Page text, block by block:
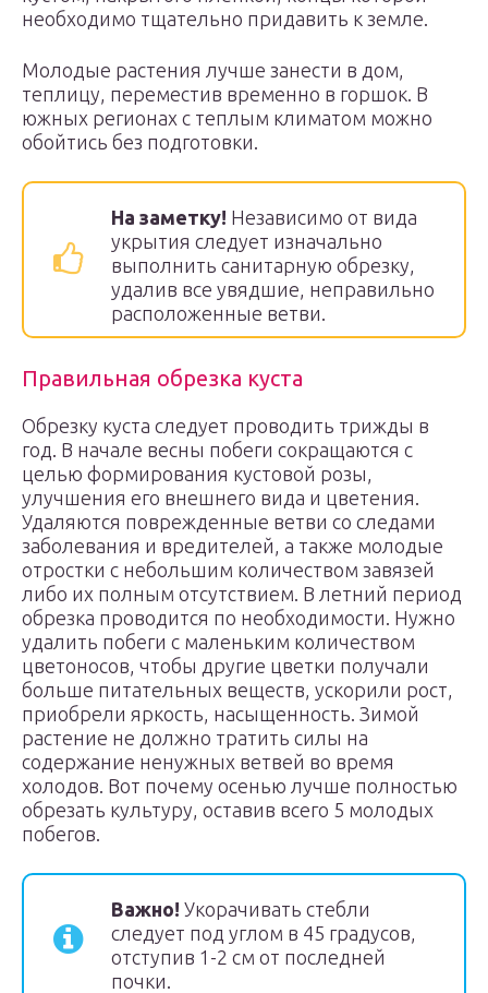
необходимо тщательно придавить к земле.
Молодые растения лучше занести в дом,
теплицу, переместив временно в горшок. В
южных регионах с теплым климатом можно
обойтись без подготовки.
На заметку! Независимо от вида
укрытия следует изначально
выполнить санитарную обрезку,
удалив все увядшие, неправильно
расположенные ветви.
Правильная обрезка куста
Обрезку куста следует проводить трижды в
год. В начале весны побеги сокращаются с
целью формирования кустовой розы,
улучшения его внешнего вида и цветения.
Удаляются поврежденные ветви со следами
заболевания и вредителей, а также молодые
отростки с небольшим количеством завязей
либо их полным отсутствием. В летний период
обрезка проводится по необходимости. Нужно
удалить побеги с маленьким количеством
цветоносов, чтобы другие цветки получали
больше питательных веществ, ускорили рост,
приобрели яркость, насыщенность. Зимой
растение не должно тратить силы на
содержание ненужных ветвей во время
холодов. Вот почему осенью лучше полностью
обрезать культуру, оставив всего 5 молодых
побегов.
Важно! Укорачивать стебли
следует под углом в 45 градусов,
отступив 1-2 см от последней
почки.